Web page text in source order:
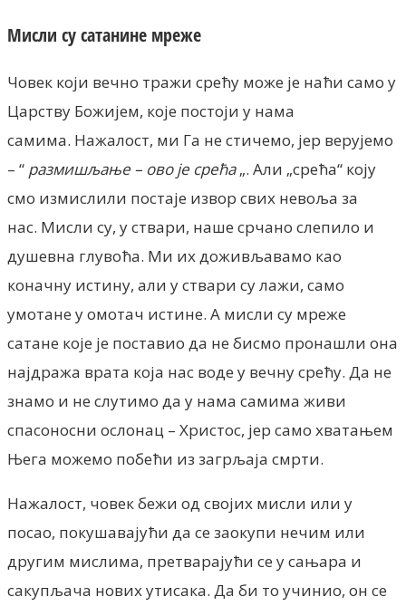
Мисли су сатанине мреже
Човек који вечно тражи срећу може је наћи само у
Царству Божијем, које постоји у нама
самима. Нажалост, ми Га не стичемо, јер верујемо
– “ размишљање – ово је срећа„. Али „срећа“ коју
смо измислили постаје извор свих невоља за
нас. Мисли су, у ствари, наше срчано слепило и
душевна глувоћа. Ми их доживљавамо као
коначну истину, али у ствари су лажи, само
умотане у омотач истине. А мисли су мреже
сатане које је поставио да не бисмо пронашли она
најдража врата која нас воде у вечну срећу. Да не
знамо и не слутимо да у нама самима живи
спасоносни ослонац – Христос, јер само хватањем
Њега можемо побећи из загрљаја смрти.
Нажалост, човек бежи од својих мисли или у
посао, покушавајући да се заокупи нечим или
другим мислима, претварајући се у сањара и
сакупљача нових утисака. Да би то учинио, он се